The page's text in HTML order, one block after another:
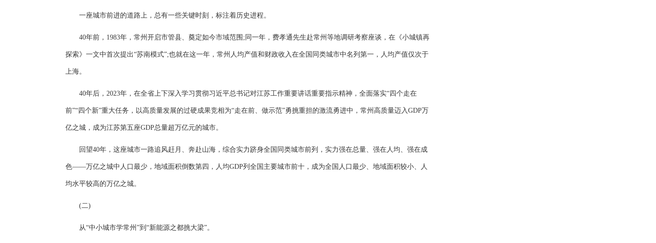
一座城市前进的道路上，总有一些关键时刻，标注着历史进程。
40年前，1983年，常州开启市管县、奠定如今市域范围;同一年，费孝通先生赴常州等地调研考察座谈，在《小城镇再
探索》一文中首次提出“苏南模式”;也就在这一年，常州人均产值和财政收入在全国同类城市中名列第一，人均产值仅次于
上海。
40年后，2023年，在全省上下深入学习贯彻习近平总书记对江苏工作重要讲话重要指示精神，全面落实“四个走在
前”“四个新”重大任务，以高质量发展的过硬成果竞相为“走在前、做示范”勇挑重担的激流勇进中，常州高质量迈入GDP万
亿之城，成为江苏第五座GDP总量超万亿元的城市。
回望40年，这座城市一路追风赶月、奔赴山海，综合实力跻身全国同类城市前列，实力强在总量、强在人均、强在成
色——万亿之城中人口最少，地域面积倒数第四，人均GDP列全国主要城市前十，成为全国人口最少、地域面积较小、人
均水平较高的万亿之城。
(二)
从“中小城市学常州”到“新能源之都挑大梁”。